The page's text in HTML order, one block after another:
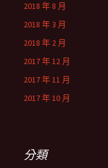
2018 年 8 月
2018 年 3 月
2018 年 2 月
2017 年 12 月
2017 年 11 月
2017 年 10 月
分類